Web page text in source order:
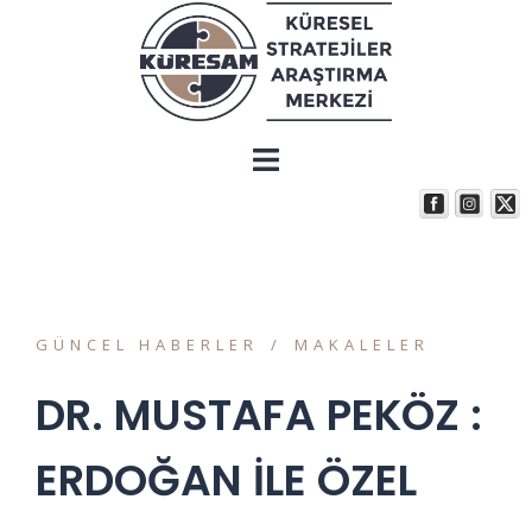
GÜNCEL HABERLER MAKALELER
DR. MUSTAFA PEKÖZ :
ERDOĞAN İLE ÖZEL